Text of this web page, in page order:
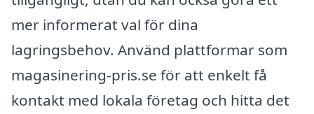
mer informerat val för dina
lagringsbehov. Använd plattformar som
magasinering-pris.se för att enkelt få
kontakt med lokala företag och hitta det